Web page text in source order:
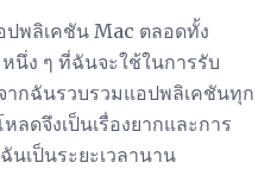
ปพลิเคชัน Mac ตลอดทั้ง
นึ่ง ๆ ที่ฉันจะใช้ในการรับ
ากฉันรวบรวมแอปพลิเคชันทุก
ดจึงเป็นเรื่องยากและการ
เป็นระยะเวลานาน